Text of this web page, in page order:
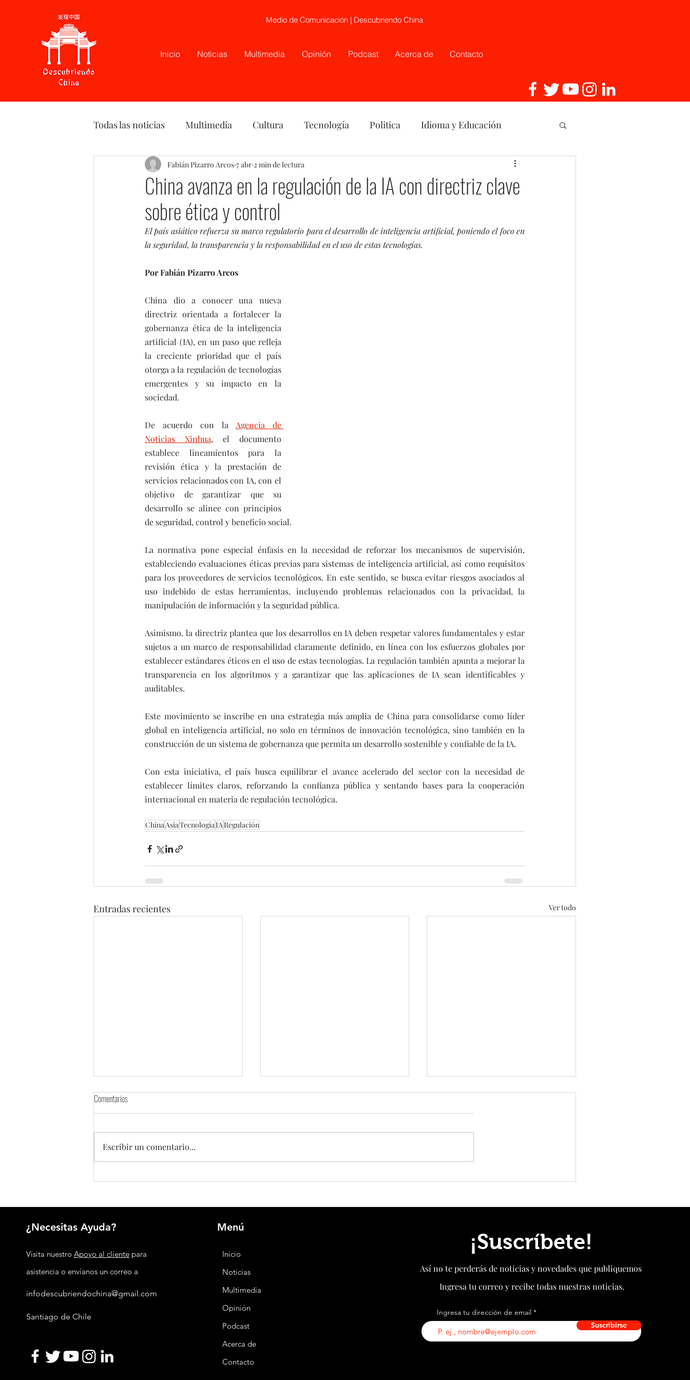
Medio de Comunicación | Descubriendo China
Inicio Noticias Multimedia Opinión Podcast Acerca de Contacto
Todas las noticias Multimedia Cultura Tecnología Politica Idioma y Educación
Podcast Opinión China
China avanza en la regulación de la IA con directriz clave
sobre ética y control
Fabián Pizarro Arcos 7 abr 2 min de lectura
El país asiático refuerza su marco regulatorio para el desarrollo de inteligencia artificial, poniendo el foco en
la seguridad, la transparencia y la responsabilidad en el uso de estas tecnologías.
Por Fabián Pizarro Arcos
China dio a conocer una nueva
directriz orientada a fortalecer la
gobernanza ética de la inteligencia
artificial (IA), en un paso que refleja
la creciente prioridad que el país
otorga a la regulación de tecnologías
emergentes y su impacto en la
sociedad.
De acuerdo con la Agencia de
Noticias Xinhua, el documento
establece lineamientos para la
revisión ética y la prestación de
servicios relacionados con IA, con el
objetivo de garantizar que su
desarrollo se alinee con principios
de seguridad, control y beneficio social.
La normativa pone especial énfasis en la necesidad de reforzar los mecanismos de supervisión,
estableciendo evaluaciones éticas previas para sistemas de inteligencia artificial, así como requisitos
para los proveedores de servicios tecnológicos. En este sentido, se busca evitar riesgos asociados al
uso indebido de estas herramientas, incluyendo problemas relacionados con la privacidad, la
manipulación de información y la seguridad pública.
Asimismo, la directriz plantea que los desarrollos en IA deben respetar valores fundamentales y estar
sujetos a un marco de responsabilidad claramente definido, en línea con los esfuerzos globales por
establecer estándares éticos en el uso de estas tecnologías. La regulación también apunta a mejorar la
transparencia en los algoritmos y a garantizar que las aplicaciones de IA sean identificables y
auditables.
Este movimiento se inscribe en una estrategia más amplia de China para consolidarse como líder
global en inteligencia artificial, no solo en términos de innovación tecnológica, sino también en la
construcción de un sistema de gobernanza que permita un desarrollo sostenible y confiable de la IA.
Con esta iniciativa, el país busca equilibrar el avance acelerado del sector con la necesidad de
establecer límites claros, reforzando la confianza pública y sentando bases para la cooperación
internacional en materia de regulación tecnológica.
ChinaAsiaTecnologíaIARegulación
Entradas recientes Ver todo
Seguridad nacional integral: la estrategia
Huawei y Agrícola Santa Sara apuestan
transformar la agricultura chilena
China pone en operación la primera
patas tensadas del mundo
Comentarios
Escribir un comentario...
¿Necesitas Ayuda?
Visita nuestro Apoyo al clientepara
asistencia o envíanos un correo a
infodescubriendochina@gmail.com
Santiago de Chile
Menú
Inicio
Noticias
Multimedia
Opinión
Podcast
Acerca de
Contacto
¡Suscríbete!
Así no te perderás de noticias y novedades que publiquemos
Ingresa tu correo y recibe todas nuestras noticias.
Ingresa tu dirección de email
Suscribirse